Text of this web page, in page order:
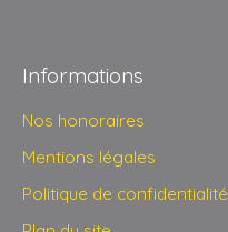
Informations
Nos honoraires
Mentions légales
Politique de confidentialité